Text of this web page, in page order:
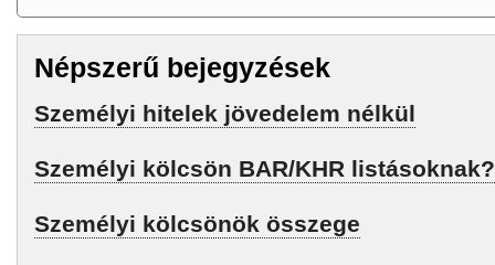
Népszerű bejegyzések
Személyi hitelek jövedelem nélkül
Személyi kölcsön BAR/KHR listásoknak?
Személyi kölcsönök összege